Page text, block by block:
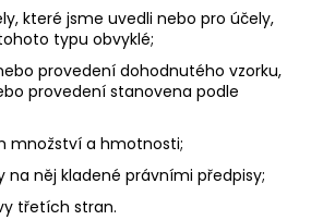
které jsme uvedli nebo pro účely,
typu obvyklé;
provedení dohodnutého vzorku,
provedení stanovena podle
množství a hmotnosti;
na něj kladené právními předpisy;
třetích stran.